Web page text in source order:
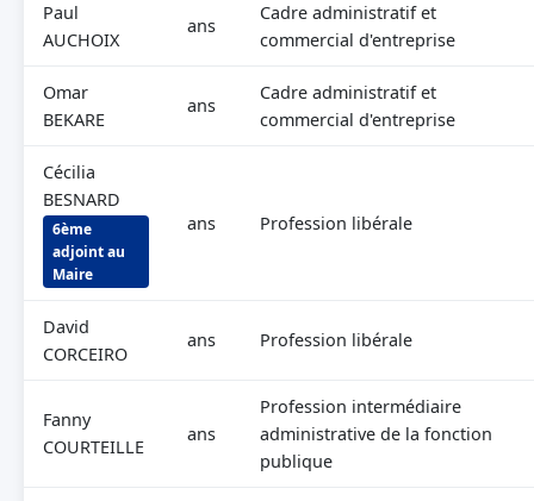
Paul
AUCHOIX
ans
Cadre administratif et
commercial d'entreprise
Omar
BEKARE
ans
Cadre administratif et
commercial d'entreprise
Cécilia
BESNARD
6ème
adjoint au
Maire
ans Profession libérale
David
CORCEIRO
ans Profession libérale
Fanny
COURTEILLE
ans
Profession intermédiaire
administrative de la fonction
publique